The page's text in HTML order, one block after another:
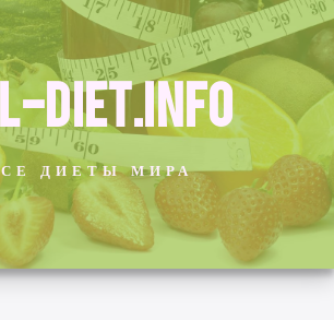
DIET.INFO
ДИЕТЫ МИРА